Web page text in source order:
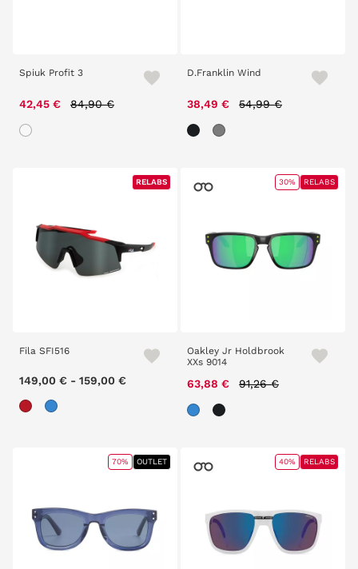
Spiuk Profit 3
42,45 € Price reduced from
84,90 €
D.Franklin Wind
38,49 € Price reduced from
54,99 €
Fila SFI516
149,00 €
RELABS
- 159,00 €
RELABS
Oakley Jr Holdbrook
XXs 9014
63,88 € Price reduced from
91,26 €
30% RELABS
70% OUTLET 40% RELABS